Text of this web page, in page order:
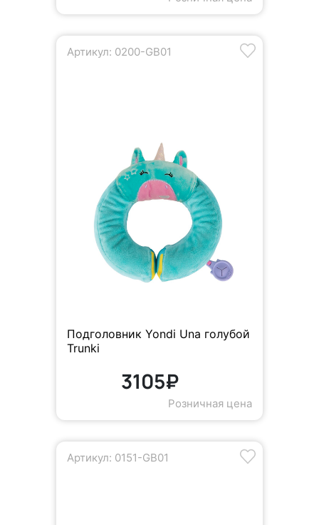
Артикул: 0200-GB01
Подголовник Yondi Una голубой
Trunki
3105₽
Розничная цена
Артикул: 0151-GB01